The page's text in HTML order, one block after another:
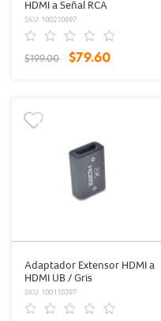
HDMI a Señal RCA
SKU: 100210697
$199.00 $79.60
Adaptador Extensor HDMI a
HDMI UB / Gris
SKU: 100110397